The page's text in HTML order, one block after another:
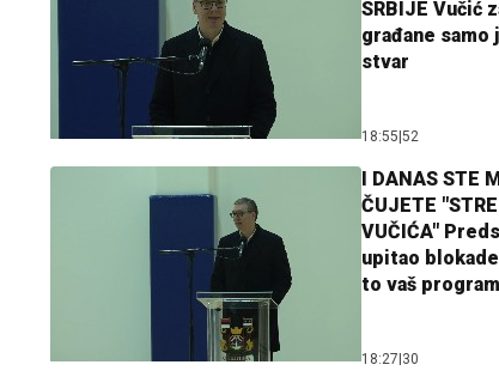
SRBIJE Vučić
građane samo
stvar
18:55 52
I DANAS STE
ČUJETE
VUČIĆA"
upitao
to vaš
18:27 30